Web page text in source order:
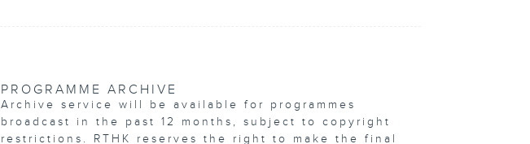
PROGRAMME ARCHIVE
Archive service will be available for programmes
broadcast in the past 12 months, subject to copyright
restrictions. RTHK reserves the right to make the final